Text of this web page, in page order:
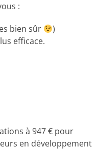
:
bien sûr
)
efficace.
à 947 € pour
en développement